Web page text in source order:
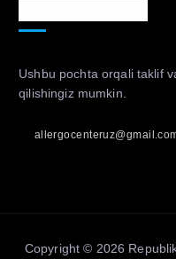
Ushbu pochta orqali taklif
qilishingiz mumkin.
Copyright © 2026